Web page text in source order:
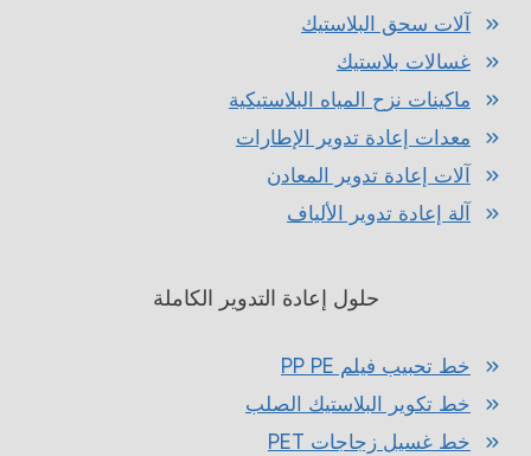
آلات سحق البلاستيك
غسالات بلاستيك
ماكينات نزح المياه البلاستيكية
معدات إعادة تدوير الإطارات
آلات إعادة تدوير المعادن
آلة إعادة تدوير الألياف
حلول إعادة التدوير الكاملة
خط تحبيب فيلم PP PE
خط تكوير البلاستيك الصلب
خط غسيل زجاجات PET